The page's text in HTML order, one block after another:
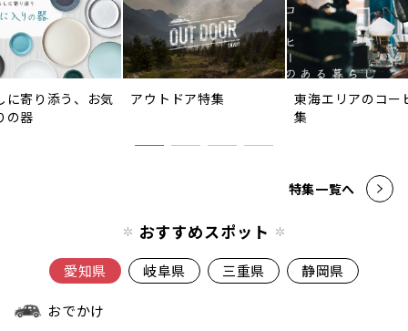
に寄り添う、お気
の器
アウトドア特集
東海エリアのコー
集
特集一覧へ
おすすめスポット
愛知県 岐阜県 三重県 静岡県
おでかけ